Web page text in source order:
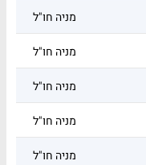
מניה חו"ל
מניה חו"ל
מניה חו"ל
מניה חו"ל
מניה חו"ל